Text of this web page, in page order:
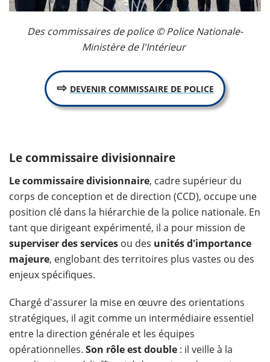
Des commissaires de police © Police Nationale-
Ministère de l'Intérieur
⇨ DEVENIR COMMISSAIRE DE POLICE
Le commissaire divisionnaire
Le commissaire divisionnaire, cadre supérieur du
corps de conception et de direction (CCD), occupe une
position clé dans la hiérarchie de la police nationale. En
tant que dirigeant expérimenté, il a pour mission de
superviser des services ou des unités d'importance
majeure, englobant des territoires plus vastes ou des
enjeux spécifiques.
Chargé d'assurer la mise en œuvre des orientations
stratégiques, il agit comme un intermédiaire essentiel
entre la direction générale et les équipes
opérationnelles. Son rôle est double : il veille à la